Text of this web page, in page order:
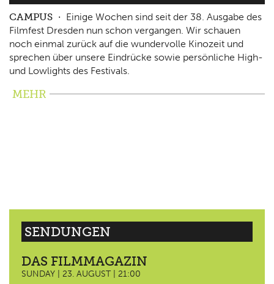
CAMPUS
Einige Wochen sind seit der 38. Ausgabe des
Filmfest Dresden nun schon vergangen. Wir schauen
noch einmal zurück auf die wundervolle Kinozeit und
sprechen über unsere Eindrücke sowie persönliche High-
und Lowlights des Festivals.
MEHR
SENDUNGEN
DAS FILMMAGAZIN
SUNDAY | 23. AUGUST | 21:00